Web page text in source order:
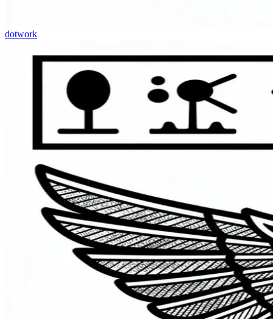
dotwork